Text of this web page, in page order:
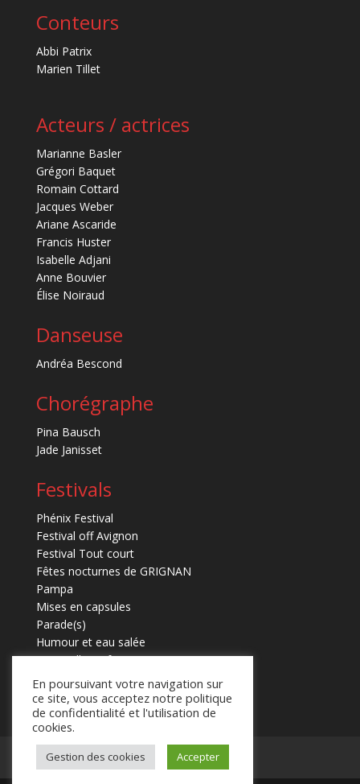
Conteurs
Abbi Patrix
Marien Tillet
Acteurs / actrices
Marianne Basler
Grégori Baquet
Romain Cottard
Jacques Weber
Ariane Ascaride
Francis Huster
Isabelle Adjani
Anne Bouvier
Élise Noiraud
Danseuse
Andréa Bescond
Chorégraphe
Pina Bausch
Jade Janisset
Festivals
Phénix Festival
Festival off Avignon
Festival Tout court
Fêtes nocturnes de GRIGNAN
Pampa
Mises en capsules
Parade(s)
Humour et eau salée
Marmaille en fugues
Mentions légales Contact
En poursuivant votre navigation sur
ce site, vous acceptez notre politique
de confidentialité et l'utilisation de
cookies.
Gestion des cookies Accepter